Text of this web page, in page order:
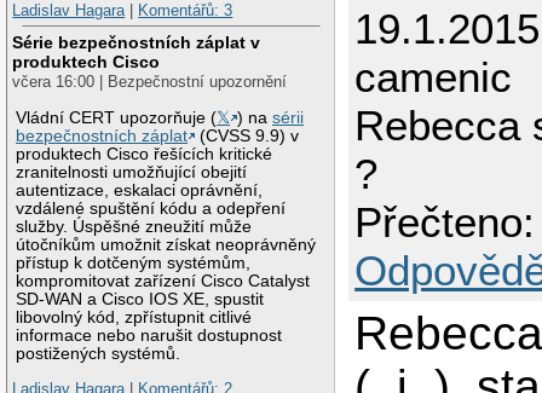
Ladislav Hagara| Komentářů: 3
Série bezpečnostních záplat v
produktech Cisco
včera 16:00 | Bezpečnostní upozornění
Vládní CERT upozorňuje (𝕏 ) nasérii
bezpečnostních záplat
(CVSS 9.9) v
produktech Cisco řešících kritické
zranitelnosti umožňující obejití
autentizace, eskalaci oprávnění,
vzdálené spuštění kódu a odepření
služby. Úspěšné zneužití může
útočníkům umožnit získat neoprávněný
přístup k dotčeným systémům,
kompromitovat zařízení Cisco Catalyst
SD-WAN a Cisco IOS XE, spustit
libovolný kód, zpřístupnit citlivé
informace nebo narušit dostupnost
postižených systémů.
Ladislav Hagara| Komentářů: 2
camenic
Rebecca
?